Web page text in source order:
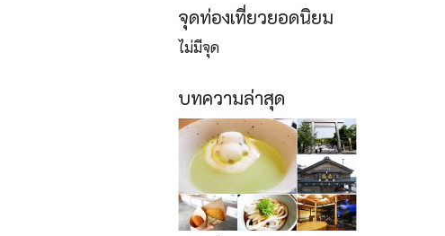
จุดท่องเที่ยวยอดนิยม
ไม่มีจุด
บทความล่าสุด